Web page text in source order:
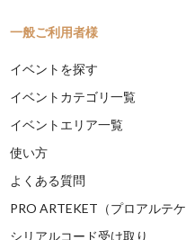
一般ご利用者様
イベントを探す
イベントカテゴリ一覧
イベントエリア一覧
使い方
よくある質問
PRO ARTEKET（プロアルテケ
シリアルコード受け取り